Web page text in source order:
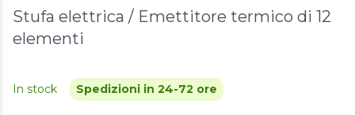
Stufa elettrica / Emettitore termico di 12
elementi
In stock Spedizioni in 24-72 ore